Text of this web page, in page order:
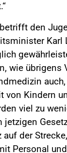
den
Karl
wie übrigens
von Kindern
viel zu
jetzigen
der
Personal